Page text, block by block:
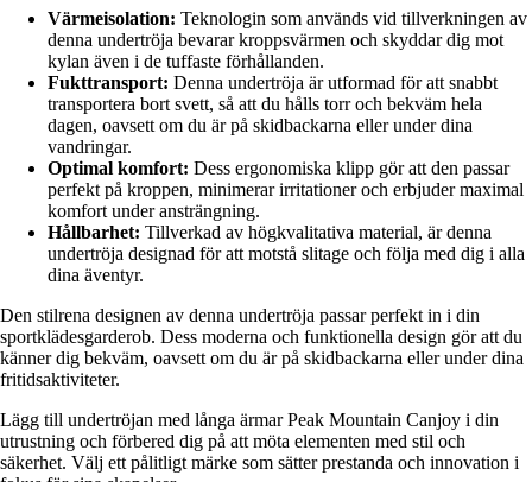
Värmeisolation: Teknologin som används vid tillverkningen av
denna undertröja bevarar kroppsvärmen och skyddar dig mot
kylan även i de tuffaste förhållanden.
Fukttransport: Denna undertröja är utformad för att snabbt
transportera bort svett, så att du hålls torr och bekväm hela
dagen, oavsett om du är på skidbackarna eller under dina
vandringar.
Optimal komfort: Dess ergonomiska klipp gör att den passar
perfekt på kroppen, minimerar irritationer och erbjuder maximal
komfort under ansträngning.
Hållbarhet: Tillverkad av högkvalitativa material, är denna
undertröja designad för att motstå slitage och följa med dig i alla
dina äventyr.
Den stilrena designen av denna undertröja passar perfekt in i din
sportklädesgarderob. Dess moderna och funktionella design gör att du
känner dig bekväm, oavsett om du är på skidbackarna eller under dina
fritidsaktiviteter.
Lägg till undertröjan med långa ärmar Peak Mountain Canjoy i din
utrustning och förbered dig på att möta elementen med stil och
säkerhet. Välj ett pålitligt märke som sätter prestanda och innovation i